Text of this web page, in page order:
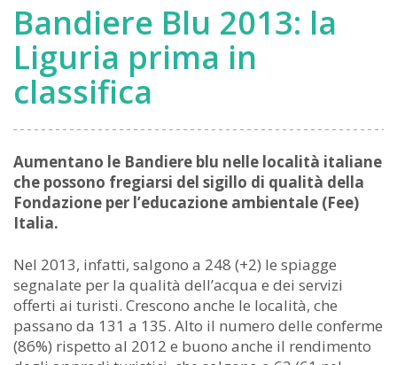
Bandiere Blu 2013: la
Liguria prima in
classifica
Aumentano le Bandiere blu nelle località italiane
che possono fregiarsi del sigillo di qualità della
Fondazione per l’educazione ambientale (Fee)
Italia.
Nel 2013, infatti, salgono a 248 (+2) le spiagge
segnalate per la qualità dell’acqua e dei servizi
offerti ai turisti. Crescono anche le località, che
passano da 131 a 135. Alto il numero delle conferme
(86%) rispetto al 2012 e buono anche il rendimento